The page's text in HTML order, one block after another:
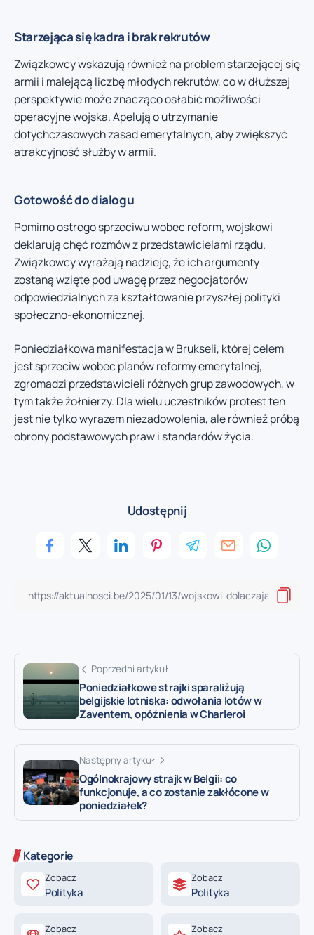
Starzejąca się kadra i brak rekrutów
Związkowcy wskazują również na problem starzejącej się
armii i malejącą liczbę młodych rekrutów, co w dłuższej
perspektywie może znacząco osłabić możliwości
operacyjne wojska. Apelują o utrzymanie
dotychczasowych zasad emerytalnych, aby zwiększyć
atrakcyjność służby w armii.
Gotowość do dialogu
Pomimo ostrego sprzeciwu wobec reform, wojskowi
deklarują chęć rozmów z przedstawicielami rządu.
Związkowcy wyrażają nadzieję, że ich argumenty
zostaną wzięte pod uwagę przez negocjatorów
odpowiedzialnych za kształtowanie przyszłej polityki
społeczno-ekonomicznej.
Poniedziałkowa manifestacja w Brukseli, której celem
jest sprzeciw wobec planów reformy emerytalnej,
zgromadzi przedstawicieli różnych grup zawodowych, w
tym także żołnierzy. Dla wielu uczestników protest ten
jest nie tylko wyrazem niezadowolenia, ale również próbą
obrony podstawowych praw i standardów życia.
Udostępnij
Poprzedni artykuł
Poniedziałkowe strajki sparaliżują
belgijskie lotniska: odwołania lotów w
Zaventem, opóźnienia w Charleroi
Następny artykuł
Ogólnokrajowy strajk w Belgii: co
funkcjonuje, a co zostanie zakłócone w
poniedziałek?
Kategorie
Zobacz
Polityka
Zobacz
Polityka
Zobacz Zobacz